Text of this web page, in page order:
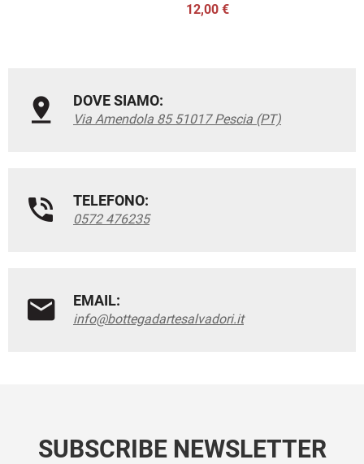
12,00 €
DOVE SIAMO:
Via Amendola 85 51017 Pescia (PT)
TELEFONO:
0572 476235
EMAIL:
info@bottegadartesalvadori.it
SUBSCRIBE NEWSLETTER